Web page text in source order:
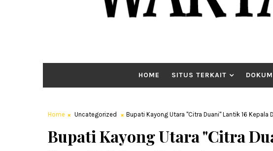
HOME SITUS TERKAIT
Home Uncategorized Bupati Kayong Utara "Citra Duani" Lantik 16 Kepala
Bupati Kayong Utara "Citra